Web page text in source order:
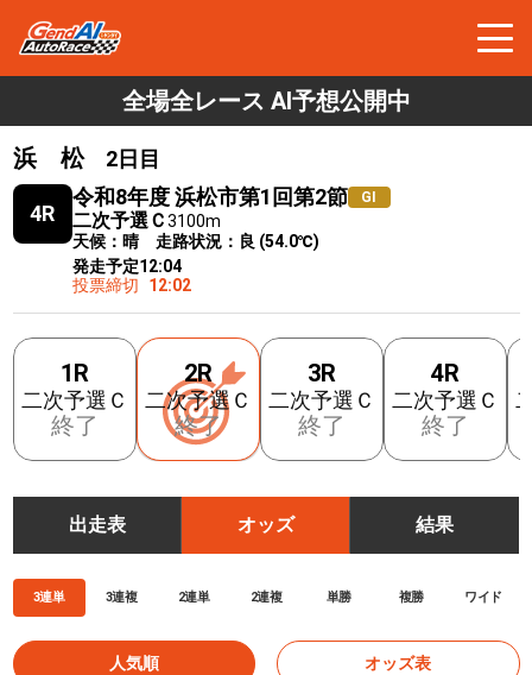
全場全レース AI予想公開中
浜 松
2日目
4R
令和8年度 浜松市第1回第2節 GⅠ
二次予選Ｃ3100m
天候：晴 走路状況：良 (54.0℃)
発走予定12:04
投票締切
12:02
1R
二次予選Ｃ
終了
2R
二次予選Ｃ
終了
3R
二次予選Ｃ
終了
4R
二次予選Ｃ
終了
出走表 オッズ 結果
3連単 3連複 2連単 2連複 単勝 複勝 ワイド
人気順 オッズ表